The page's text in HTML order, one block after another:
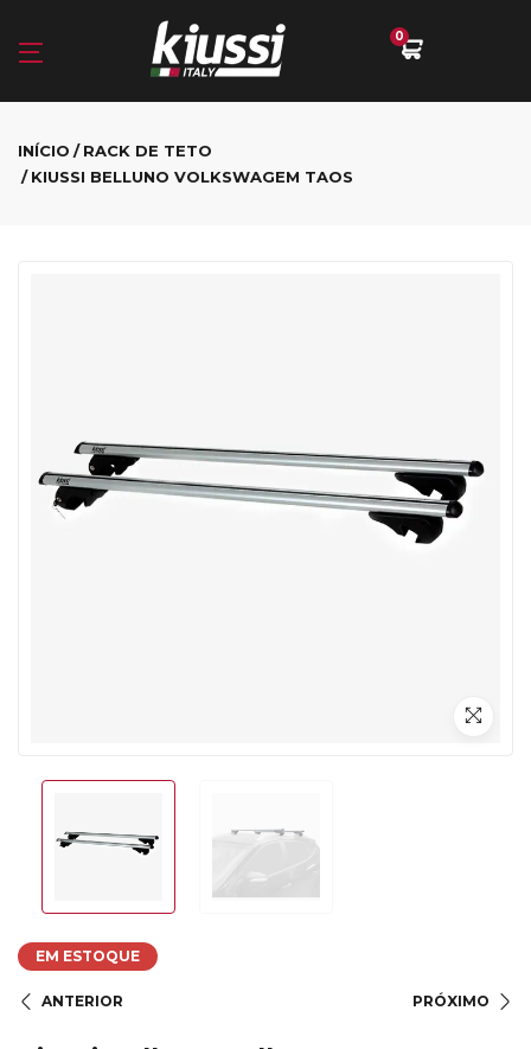
0
INÍCIO
RACK DE TETO
KIUSSI BELLUNO VOLKSWAGEM TAOS
EM ESTOQUE
ANTERIOR PRÓXIMO